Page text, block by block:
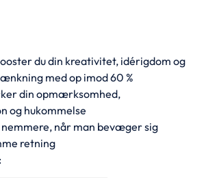
du din kreativitet, idérigdom og
med op imod 60 %
din opmærksomhed,
og hukommelse
nemmere, når man bevæger sig
retning